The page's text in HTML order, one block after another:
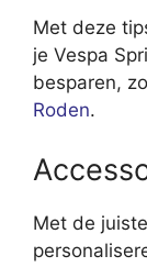
Met deze
je Vespa
besparen,
Roden.
Met de